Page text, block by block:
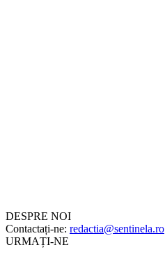
DESPRE NOI
Contactați-ne: redactia@sentinela.ro
URMAȚI-NE